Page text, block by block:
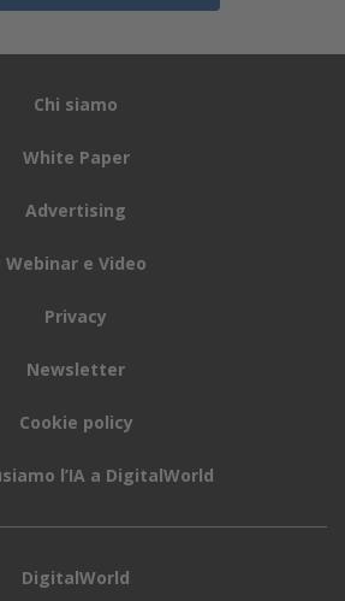
Chi siamo
White Paper
Advertising
Webinar e Video
Privacy
Newsletter
Cookie policy
l’IA a DigitalWorld
DigitalWorld